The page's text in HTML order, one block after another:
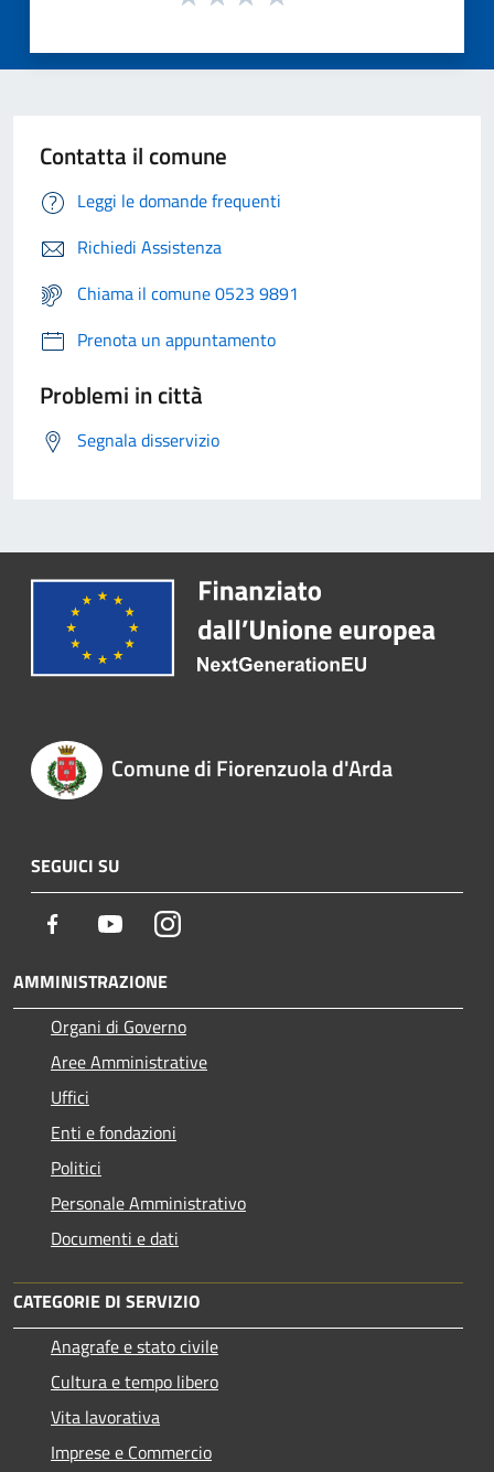
Contatta il comune
Leggi le domande frequenti
Richiedi Assistenza
Chiama il comune 0523 9891
Prenota un appuntamento
Problemi in città
Segnala disservizio
Comune di Fiorenzuola d'Arda
SEGUICI SU
Facebook YoutubeInstagram
AMMINISTRAZIONE
Organi di Governo
Aree Amministrative
Uffici
Enti e fondazioni
Politici
Personale Amministrativo
Documenti e dati
CATEGORIE DI SERVIZIO
Anagrafe e stato civile
Cultura e tempo libero
Vita lavorativa
Imprese e Commercio